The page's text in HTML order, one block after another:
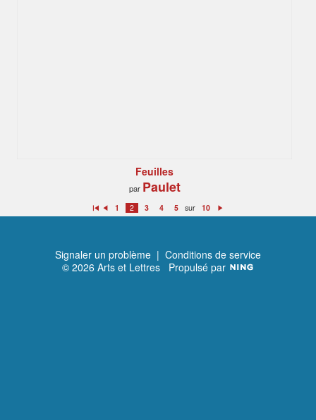
Feuilles
par Paulet
Premier
Précédent
1 2 3 4 5 sur 10
Suivant
Signaler un problème | Conditions de service
© 2026 Arts et Lettres Propulsé par